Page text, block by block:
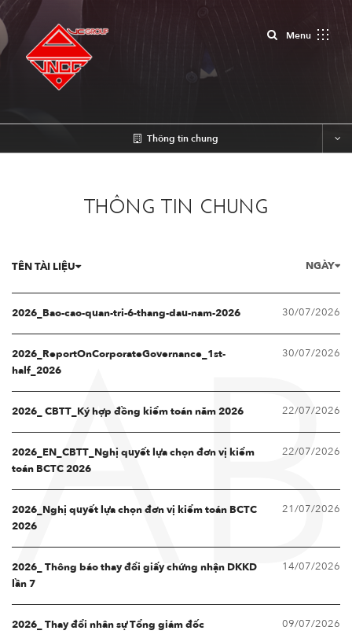
MenuClose
Thông tin chung
THÔNG TIN CHUNG
TÊN TÀI LIỆU NGÀY
2026_Bao-cao-quan-tri-6-thang-dau-nam-2026 30/07/2026
2026_ReportOnCorporateGovernance_1st-
half_2026
30/07/2026
2026_ CBTT_Ký hợp đồng kiểm toán năm 2026 22/07/2026
2026_EN_CBTT_Nghị quyết lựa chọn đơn vị kiểm
toán BCTC 2026
22/07/2026
2026_Nghị quyết lựa chọn đơn vị kiểm toán BCTC
2026
21/07/2026
2026_ Thông báo thay đổi giấy chứng nhận DKKD
lần 7
14/07/2026
2026_ Thay đổi nhân sự Tổng giám đốc 09/07/2026